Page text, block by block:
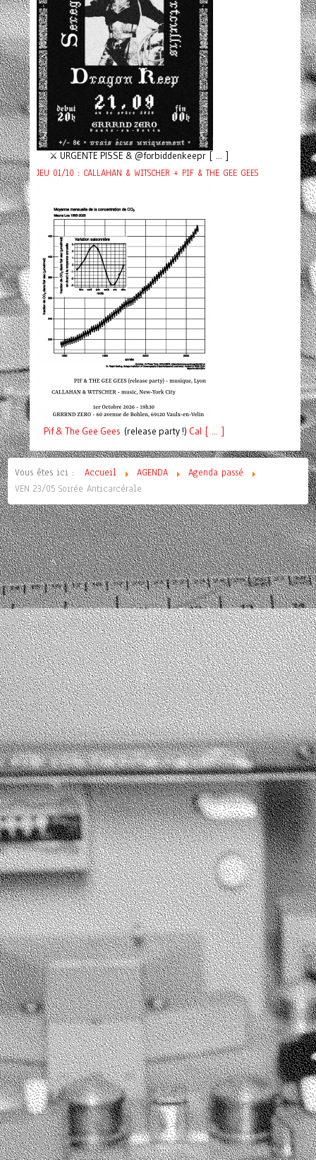
⚔️ URGENTE PISSE & @forbiddenkeepr [ ... ]
JEU 01/10 : CALLAHAN & WITSCHER + PIF & THE GEE GEES
Pif& The Gee Gees (release party !) Cal [ ... ]
Vous êtes ici : Accueil AGENDA
Agenda passé
VEN 23/05 Soirée Anticarcérale